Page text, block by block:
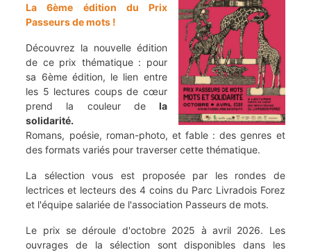
La 6ème édition du Prix
Passeurs de mots !
Découvrez la nouvelle édition
de ce prix thématique : pour
sa 6ème édition, le lien entre
les 5 lectures coups de cœur
prend la couleur de la
solidarité.
Romans, poésie, roman-photo, et fable : des genres et
des formats variés pour traverser cette thématique.
La sélection vous est proposée par les rondes de
lectrices et lecteurs des 4 coins du Parc Livradois Forez
et l'équipe salariée de l'association Passeurs de mots.
Le prix se déroule d'octobre 2025 à avril 2026. Les
ouvrages de la sélection sont disponibles dans les